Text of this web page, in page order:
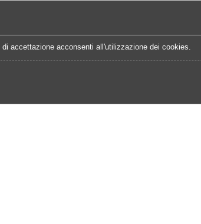
accettazione acconsenti all'utilizzazione dei cookies.